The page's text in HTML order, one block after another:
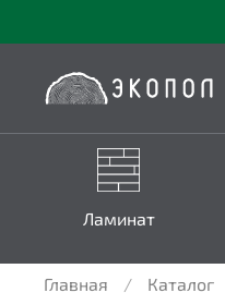
Ламинат
Главная Каталог